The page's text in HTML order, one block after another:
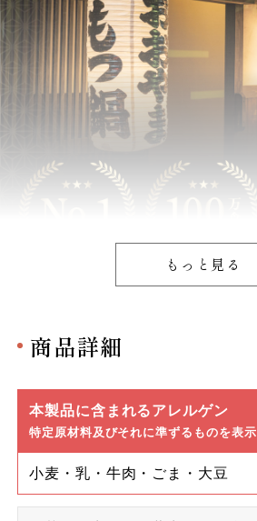
もっと見る
商品詳細
本製品に含まれるアレルゲン
特定原材料及びそれに準ずるものを表示
小麦・乳・牛肉・ごま・大豆